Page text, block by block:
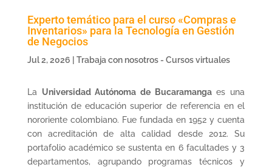
Experto temático para el curso «Compras e
Inventarios» para la Tecnología en Gestión
de Negocios
Jul 2, 2026 | Trabaja con nosotros - Cursos virtuales
La Universidad Autónoma de Bucaramangaes una
institución de educación superior de referencia en el
nororiente colombiano. Fue fundada en 1952 y cuenta
con acreditación de alta calidad desde 2012. Su
portafolio académico se sustenta en 6 facultades y 3
departamentos, agrupando programas técnicos y